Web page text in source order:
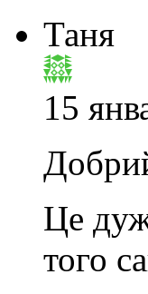
Таня
15
Це
того